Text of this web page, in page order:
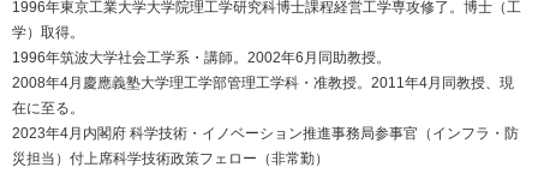
1996年東京工業大学大学院理工学研究科博士課程経営工学専攻修了。博士（工
学）取得。
1996年筑波大学社会工学系・講師。2002年6月同助教授。
2008年4月慶應義塾大学理工学部管理工学科・准教授。2011年4月同教授、現
在に至る。
2023年4月内閣府 科学技術・イノベーション推進事務局参事官（インフラ・防
災担当）付上席科学技術政策フェロー（非常勤）